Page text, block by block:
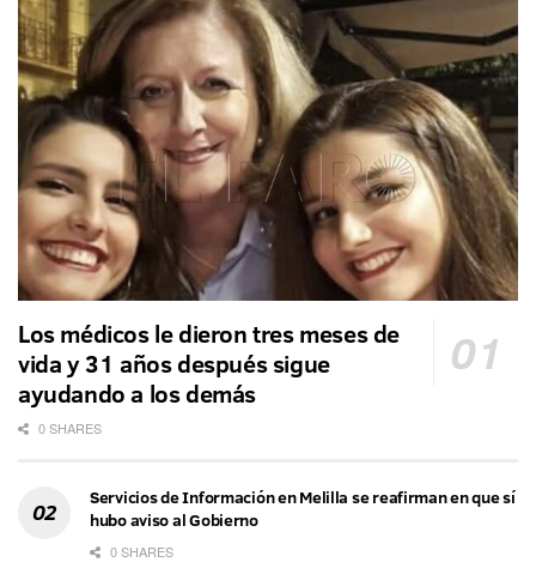
Los médicos le dieron tres meses de
vida y 31 años después sigue
ayudando a los demás
0 SHARES
Servicios de Información en Melilla se reafirman en que sí
hubo aviso al Gobierno
0 SHARES